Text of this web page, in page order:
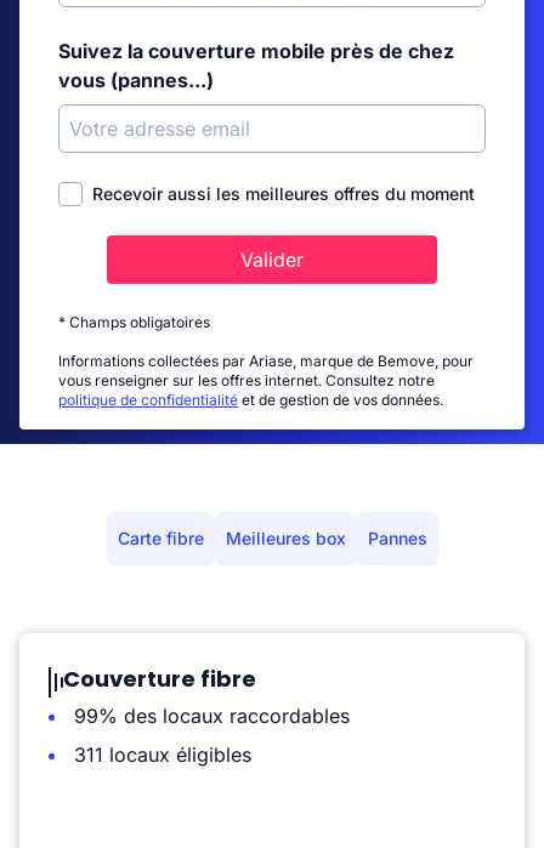
Suivez la couverture mobile près de chez
vous (pannes...)
Recevoir aussi les meilleures offres du moment
Valider
* Champs obligatoires
Informations collectées par Ariase, marque de Bemove, pour
vous renseigner sur les offres internet. Consultez notre
politique de confidentialité et de gestion de vos données.
Carte fibre Meilleures box Pannes
Couverture fibre
99% des locaux raccordables
311 locaux éligibles